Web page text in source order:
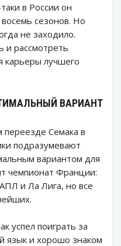
в России он
сезонов. Но
не заходило.
и рассмотреть
карьеры лучшего
ВАРИАНТ
переезде Семака в
подразумевают
вариантом для
чемпионат Франции:
и Ла Лига, но все
успел поиграть за
язык и хорошо знаком